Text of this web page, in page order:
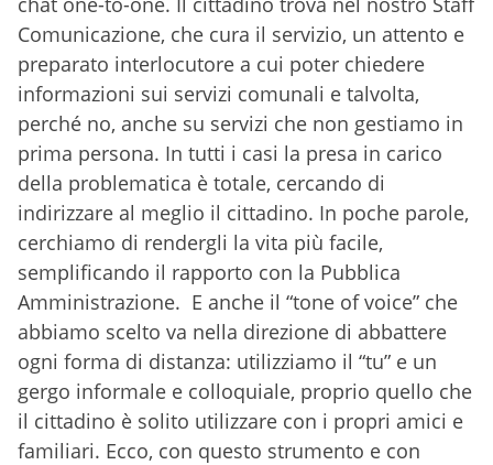
Comunicazione, che cura il servizio, un attento e
preparato interlocutore a cui poter chiedere
informazioni sui servizi comunali e talvolta,
perché no, anche su servizi che non gestiamo in
prima persona. In tutti i casi la presa in carico
della problematica è totale, cercando di
indirizzare al meglio il cittadino. In poche parole,
cerchiamo di rendergli la vita più facile,
semplificando il rapporto con la Pubblica
Amministrazione. E anche il “tone of voice” che
abbiamo scelto va nella direzione di abbattere
ogni forma di distanza: utilizziamo il “tu” e un
gergo informale e colloquiale, proprio quello che
il cittadino è solito utilizzare con i propri amici e
familiari. Ecco, con questo strumento e con